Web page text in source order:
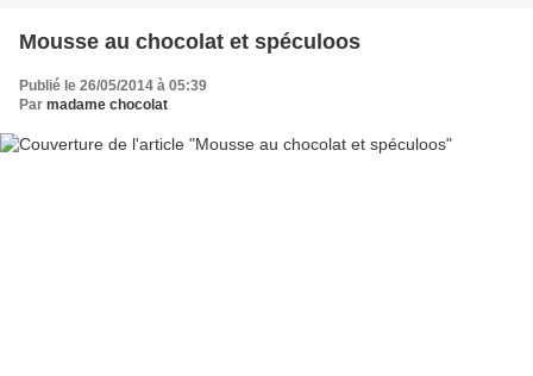
Mousse au chocolat et spéculoos
Publié le 26/05/2014 à 05:39
Par madame chocolat